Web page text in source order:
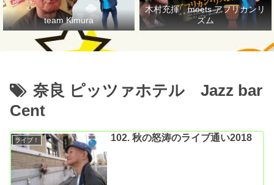
team Kimura
木村充揮 meets アフリカンリ
ズム
奈良 ピッツァホテル Jazz bar
Cent
ライブ！ 102. 秋の怒涛のライブ通い2018